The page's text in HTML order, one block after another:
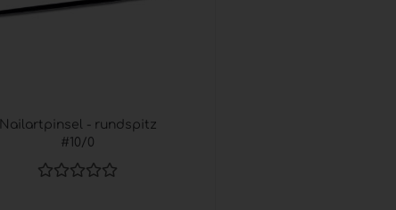
Nailartpinsel - rundspitz
#10/0